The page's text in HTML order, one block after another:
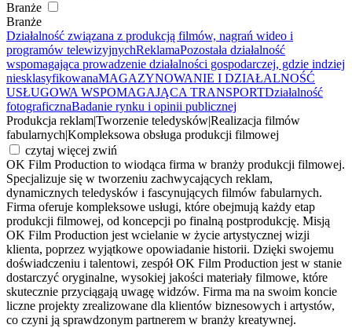
Branże
Branże
Działalność związana z produkcją filmów, nagrań wideo i
programów telewizyjnychReklamaPozostała działalność
wspomagająca prowadzenie działalności gospodarczej, gdzie indziej
niesklasyfikowanaMAGAZYNOWANIE I DZIAŁALNOŚĆ
USŁUGOWA WSPOMAGAJĄCA TRANSPORTDziałalność
fotograficznaBadanie rynku i opinii publicznej
Produkcja reklamTworzenie teledyskówRealizacja filmów
fabularnychKompleksowa obsługa produkcji filmowej
czytaj więcej zwiń
OK Film Production to wiodąca firma w branży produkcji filmowej.
Specjalizuje się w tworzeniu zachwycających reklam,
dynamicznych teledysków i fascynujących filmów fabularnych.
Firma oferuje kompleksowe usługi, które obejmują każdy etap
produkcji filmowej, od koncepcji po finalną postprodukcję. Misją
OK Film Production jest wcielanie w życie artystycznej wizji
klienta, poprzez wyjątkowe opowiadanie historii. Dzięki swojemu
doświadczeniu i talentowi, zespół OK Film Production jest w stanie
dostarczyć oryginalne, wysokiej jakości materiały filmowe, które
skutecznie przyciągają uwagę widzów. Firma ma na swoim koncie
liczne projekty zrealizowane dla klientów biznesowych i artystów,
co czyni ją sprawdzonym partnerem w branży kreatywnej.